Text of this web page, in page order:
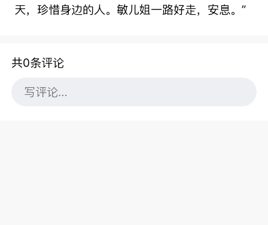
天，珍惜身边的人。敏儿姐一路好走，安息。”
共0条评论